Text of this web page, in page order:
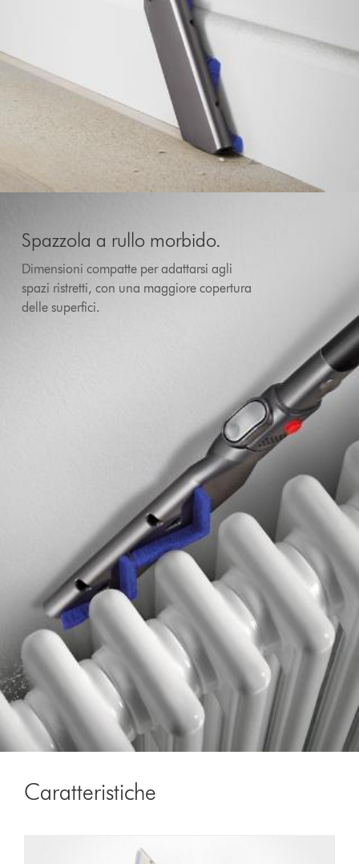
Spazzola a rullo morbido.
Dimensioni compatte per adattarsi agli
spazi ristretti, con una maggiore copertura
delle superfici.
Caratteristiche